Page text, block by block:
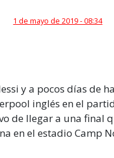
1 de mayo de 2019 - 08:34
y a pocos días de
inglés en el
de llegar a una final
en el estadio Camp